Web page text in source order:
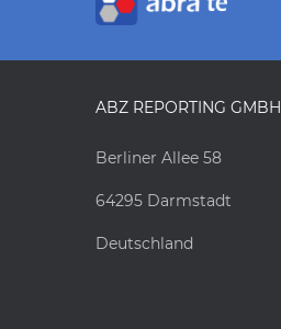
ABZ REPORTING GMBH
Berliner Allee 58
64295 Darmstadt
Deutschland